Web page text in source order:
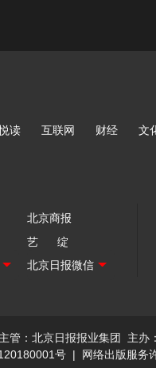
读 互联网 财经 文
北京商报
艺 绽
主管：北京日报报业集团 主办
号 | 网络出版服务